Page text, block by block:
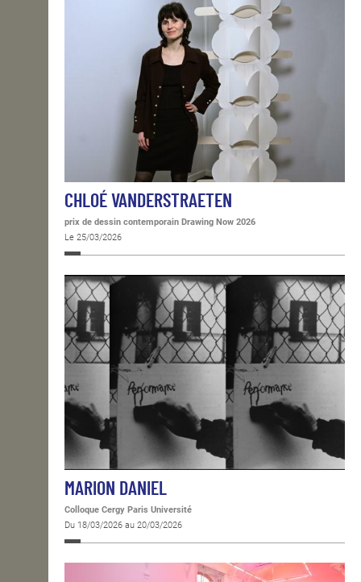
CHLOÉ VANDERSTRAETEN
prix de dessin contemporain Drawing Now 2026
Le 25/03/2026
MARION DANIEL
Colloque Cergy Paris Université
Du 18/03/2026 au 20/03/2026